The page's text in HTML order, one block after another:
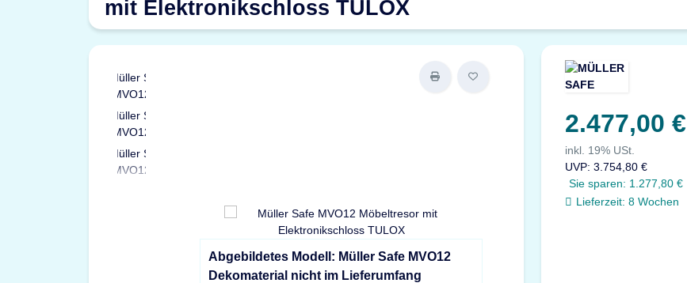
mit Elektronikschloss TULOX
Abgebildetes Modell: Müller Safe MVO12
Dekomaterial nicht im Lieferumfang
2.477,00 €
inkl. 19% USt.
UVP:3.754,80 €
Sie sparen: 1.277,80 €
Lieferzeit: 8 Wochen